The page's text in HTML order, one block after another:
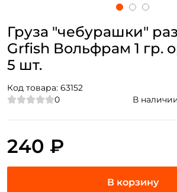
Груза "чебурашки"
Grfish Вольфрам 1 гр.
5 шт.
Код товара: 63152
0
В
240 ₽